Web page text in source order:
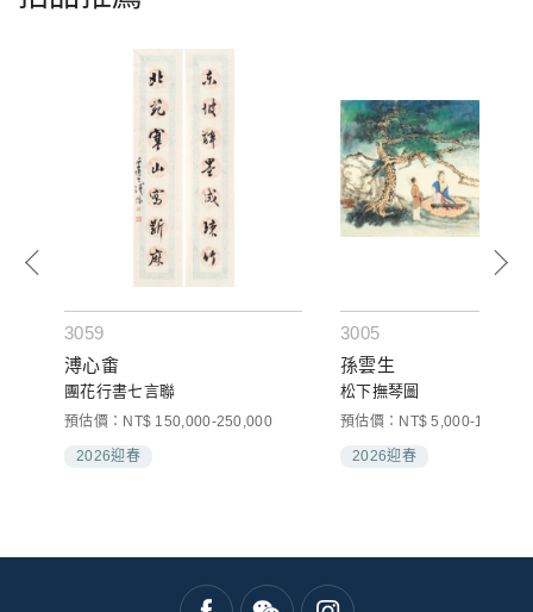
3059
溥心畬
團花行書七言聯
預估價：NT$ 150,000-250,000
2026迎春
3005
孫雲生
松下撫琴圖
預估價：NT$ 5,000-10,000
2026迎春